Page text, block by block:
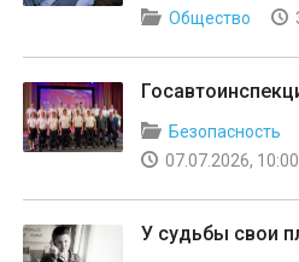
Общество
Безопасность
07.07.2026, 10:00
У судьбы свои